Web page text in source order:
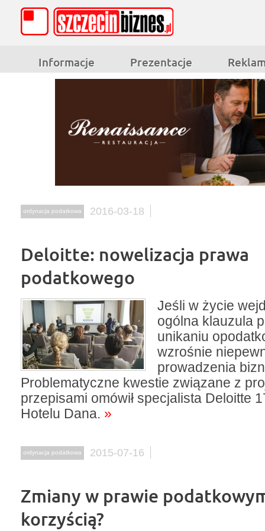
Informacje Prezentacje
ordynacja podatkowa 2016-03-18
Deloitte: nowelizacja prawa
podatkowego
Jeśli w życie
ogólna klauzula
unikaniu
wzrośnie
prowadzenia
Problematyczne kwestie związane z
przepisami omówił specjalista Deloitte
Hotelu Dana. »
ordynacja podatkowa 2015-07-16
Zmiany w prawie
korzyścią?